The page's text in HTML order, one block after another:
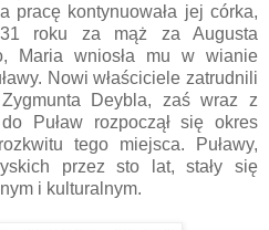
pracę kontynuowała jej córka,
roku za mąż za Augusta
Maria wniosła mu w wianie
Nowi właściciele zatrudnili
Deybla, zaś wraz z
Puław rozpoczął się okres
tego miejsca. Puławy,
przez sto lat, stały się
i kulturalnym.